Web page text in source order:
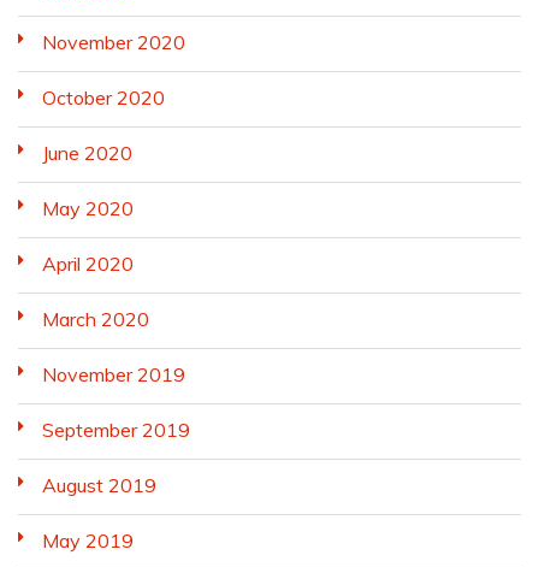
November 2020
October 2020
June 2020
May 2020
April 2020
March 2020
November 2019
September 2019
August 2019
May 2019